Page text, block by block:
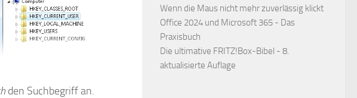
den Suchbegriff an.
Wenn die Maus nicht mehr zuverlässig klickt
Office 2024 und Microsoft 365 - Das
Praxisbuch
Die ultimative FRITZ!Box-Bibel - 8.
aktualisierte Auflage